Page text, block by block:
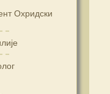
Охридски